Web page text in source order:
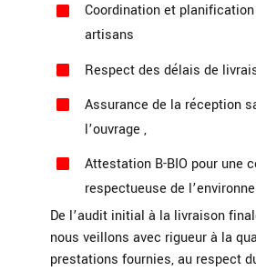
Coordination et
artisans
Respect des délais de
Assurance de la réception
l’ouvrage ,
Attestation B-BIO pour une
respectueuse de
De l’audit initial à la livraison
nous veillons avec rigueur à la
prestations fournies, au respect